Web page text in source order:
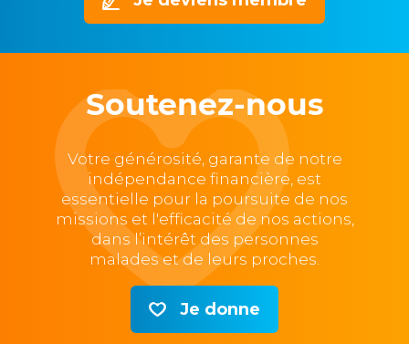
Soutenez-nous
Votre générosité, garante de notre
indépendance financière, est
essentielle pour la poursuite de nos
missions et l'efficacité de nos actions,
dans l’intérêt des personnes
malades et de leurs proches.
Je donne